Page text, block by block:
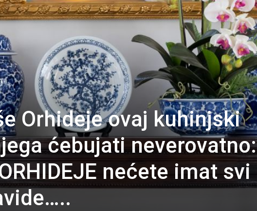
Orhideje ovaj kuhinjski
ćebujati neverovatno:
nećete imat svi